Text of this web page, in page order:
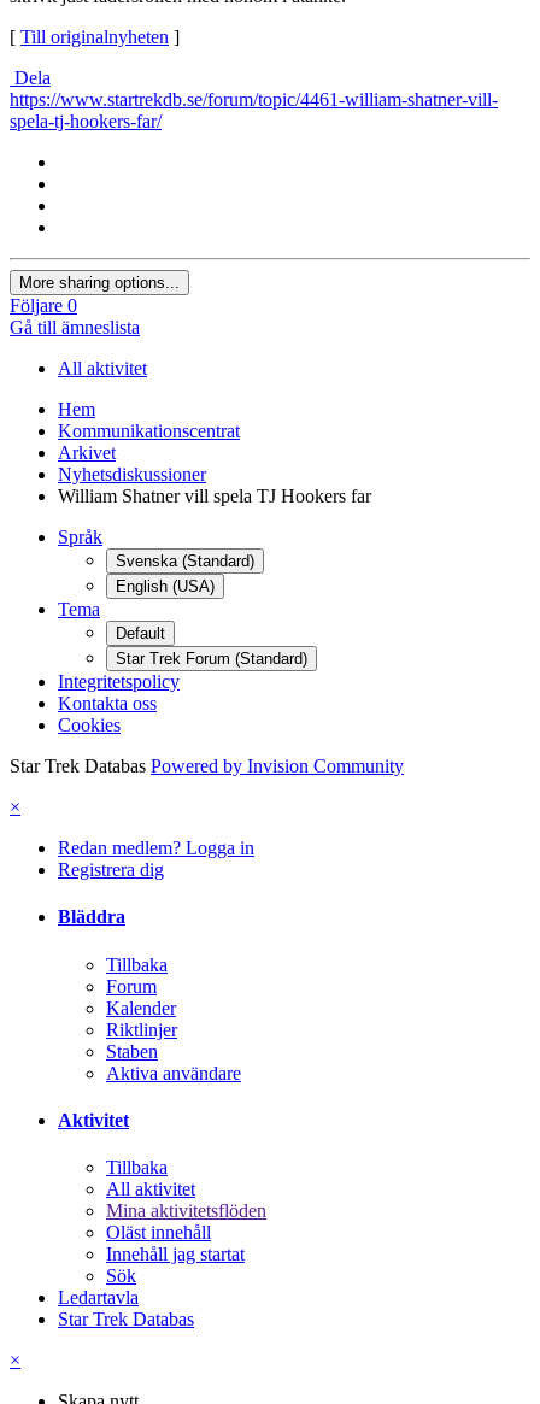
[ Till originalnyheten ]
Dela
https://www.startrekdb.se/forum/topic/4461-william-shatner-vill-
spela-tj-hookers-far/
More sharing options...
Följare 0
Gå till ämneslista
All aktivitet
Hem
Kommunikationscentrat
Arkivet
Nyhetsdiskussioner
William Shatner vill spela TJ Hookers far
Språk
Svenska (Standard)
English (USA)
Tema
Default
Star Trek Forum (Standard)
Integritetspolicy
Kontakta oss
Cookies
Star Trek Databas Powered by Invision Community
×
Redan medlem? Logga in
Registrera dig
Bläddra
Tillbaka
Forum
Kalender
Riktlinjer
Staben
Aktiva användare
Aktivitet
Tillbaka
All aktivitet
Mina aktivitetsflöden
Oläst innehåll
Innehåll jag startat
Sök
Ledartavla
Star Trek Databas
×